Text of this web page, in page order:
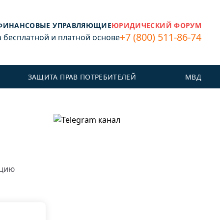
УПРАВЛЯЮЩИЕЮРИДИЧЕСКИЙ ФОРУМ
и платной основе+7 (800) 511-86-74
ЗАЩИТА ПРАВ ПОТРЕБИТЕЛЕЙ МВД